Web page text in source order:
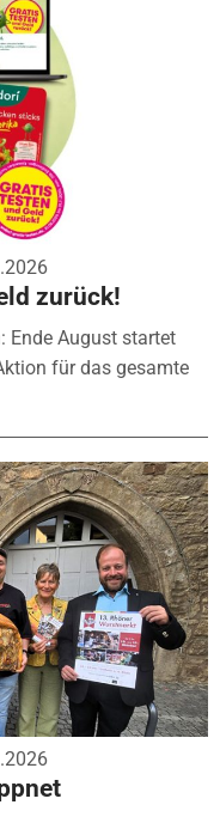
zurück!
Ende August startet
für das gesamte